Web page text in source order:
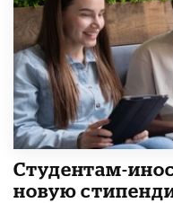
Студентам-
новую